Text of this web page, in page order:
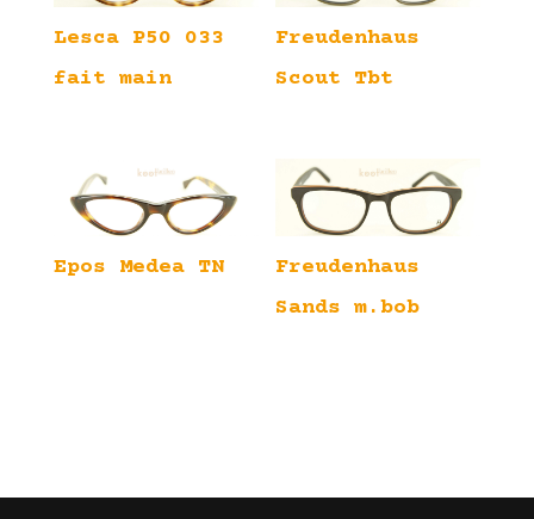
Lesca P50 033
fait main
Freudenhaus
Scout Tbt
Epos Medea TN
Freudenhaus
Sands m.bob